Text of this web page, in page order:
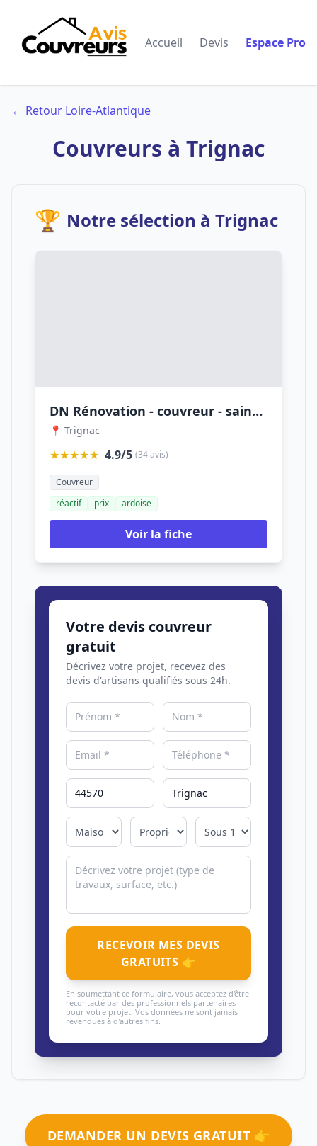
Accueil Devis Espace Pro
← Retour Loire-Atlantique
Couvreurs à Trignac
🏆 Notre sélection à Trignac
DN Rénovation - couvreur - saint-Nazaire
📍 Trignac
★★★★★ 4.9/5 (34 avis)
Couvreur
réactif
prix ardoise
Voir la fiche
Votre devis couvreur
gratuit
Décrivez votre projet, recevez des
devis d'artisans qualifiés sous 24h.
RECEVOIR MES DEVIS
GRATUITS 👉
En soumettant ce formulaire, vous acceptez d'être
recontacté par des professionnels partenaires
pour votre projet. Vos données ne sont jamais
revendues à d'autres fins.
DEMANDER UN DEVIS GRATUIT 👉